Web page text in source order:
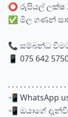
⭕ රුපියල් ලක්ෂ
✅ මිල ගණන්
📞 සම්බන්ධ
📱 075 642
. . . . . . . . . . . . . .
📲 WhatsApp
📲 ඔයාගේ